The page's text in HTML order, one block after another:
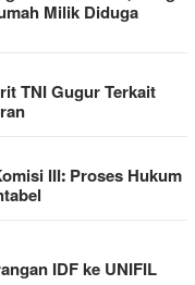
Milik Diduga
TNI Gugur Terkait
III: Proses Hukum
IDF ke UNIFIL